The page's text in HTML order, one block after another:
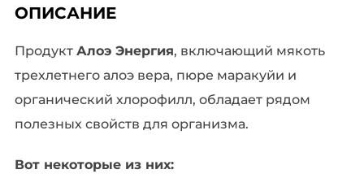
ОПИСАНИЕ
Продукт Алоэ Энергия, включающий мякоть
трехлетнего алоэ вера, пюре маракуйи и
органический хлорофилл, обладает рядом
полезных свойств для организма.
Вот некоторые из них: